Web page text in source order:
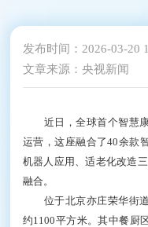
发布时间：2026-03-20
文章来源：央视新闻
近日，全球首个智慧康
运营，这座融合了40余款
机器人应用、适老化改造
融合。
位于北京亦庄荣华街道
约1100平方米。其中餐厨